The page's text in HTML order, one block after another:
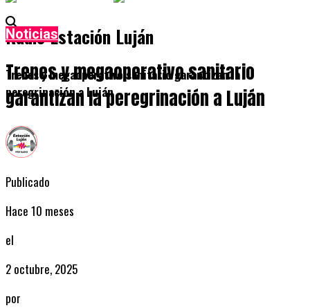
Radio Estación Luján
Trenes y megaoperativo sanitario garantizan la
peregrinación a Luján
Noticias
Trenes y megaoperativo sanitario
garantizan la peregrinación a Luján
Publicado
Hace 10 meses
el
2 octubre, 2025
por